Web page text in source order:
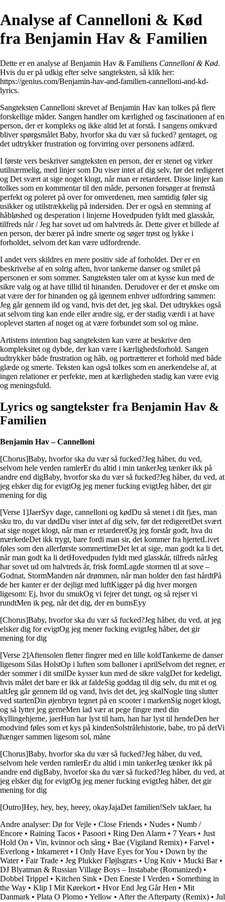
Analyse af Cannelloni & Kød
fra Benjamin Hav & Familien
Dette er en analyse af Benjamin Hav & Familiens Cannelloni & Kød.
Hvis du er på udkig efter selve sangteksten, så klik her:
https://genius.com/Benjamin-hav-and-familien-cannelloni-and-kd-
lyrics.
Sangteksten Cannelloni skrevet af Benjamin Hav kan tolkes på flere
forskellige måder. Sangen handler om kærlighed og fascinationen af en
person, der er kompleks og ikke altid let at forstå. I sangens omkvæd
bliver spørgsmålet Baby, hvorfor ska du vær så fucked? gentaget, og
det udtrykker frustration og forvirring over personens adfærd.
I første vers beskriver sangteksten en person, der er stenet og virker
utilnærmelig, med linjer som Du viser intet af dig selv, før det redigeret
og Det svært at sige noget klogt, når man er retarderet. Disse linjer kan
tolkes som en kommentar til den måde, personen forsøger at fremstå
perfekt og poleret på over for omverdenen, men samtidig føler sig
usikker og utilstrækkelig på indersiden. Der er også en stemning af
håbløshed og desperation i linjerne Hovedpuden fyldt med glasskår,
tilfreds når / Jeg har sovet ud om halvtreds år. Dette giver et billede af
en person, der bærer på indre smerte og søger trøst og lykke i
forholdet, selvom det kan være udfordrende.
I andet vers skildres en mere positiv side af forholdet. Der er en
beskrivelse af en solrig aften, hvor tankerne danser og smilet på
personen er som sommer. Sangteksten taler om at kysse kun med de
sikre valg og at have tillid til hinanden. Derudover er der et ønske om
at være der for hinanden og gå igennem enhver udfordring sammen:
Jeg går gennem ild og vand, hvis det det, jeg skal. Det udtrykkes også
at selvom ting kan ende eller ændre sig, er der stadig værdi i at have
oplevet starten af noget og at være forbundet som sol og måne.
Artistens intention bag sangteksten kan være at beskrive den
kompleksitet og dybde, der kan være i kærlighedsforhold. Sangen
udtrykker både frustration og håb, og portrætterer et forhold med både
glæde og smerte. Teksten kan også tolkes som en anerkendelse af, at
ingen relationer er perfekte, men at kærligheden stadig kan være evig
og meningsfuld.
Lyrics og sangtekster fra Benjamin Hav &
Familien
Benjamin Hav – Cannelloni
[Chorus]Baby, hvorfor ska du vær så fucked?Jeg håber, du ved,
selvom hele verden ramlerEr du altid i min tankerJeg tænker ikk på
andre end digBaby, hvorfor ska du vær så fucked?Jeg håber, du ved, at
jeg elsker dig for evigtOg jeg mener fucking evigtJeg håber, det gir
mening for dig
[Verse 1]JaerSyv dage, cannelloni og kødDu så stenet i dit fjæs, man
sku tro, du var dødDu viser intet af dig selv, før det redigeretDet svært
at sige noget klogt, når man er retarderetOg jeg forstår godt, hva du
mærkedeDet ikk trygt, bare fordi man sir, det kommer fra hjertetLivet
føles som den allerførste sommertimeDet let at sige, man godt ka li det,
når man godt ka li detHovedpuden fyldt med glasskår, tilfreds nårJeg
har sovet ud om halvtreds år, frisk formLagde stormen til at sove –
Godnat, StormManden når drømmen, når man holder den fast hårdtPå
de her kanter er der dejligt med luftKigger på dig hver morgen
ligesom: Ej, hvor du smukOg vi fejrer det tungt, og så rejser vi
rundtMen ik peg, når det dig, der en bumsEyy
[Chorus]Baby, hvorfor ska du vær så fucked?Jeg håber, du ved, at jeg
elsker dig for evigtOg jeg mener fucking evigtJeg håber, det gir
mening for dig
[Verse 2]Aftensolen fletter fingrer med en lille koldTankerne de danser
ligesom Silas HolstOp i luften som balloner i aprilSelvom det regner, er
der sommer i dit smilDe kysser kun med de sikre valgDet for kedeligt,
hvis målet det bare er ikk at faldeSig goddag til dig selv, du mit et og
altJeg går gennem ild og vand, hvis det det, jeg skalNogle ting slutter
ved startenDin øjenbryn tegnet på en scooter i markenSig noget klogt,
og så lytter jeg gerneMen lad vær at pege fingre med din
kyllingehjerne, jaerHun har lyst til ham, han har lyst til hendeDen her
modvind føles som et kys på kindenSolstrålehistorie, babe, tro på detVi
hænger sammen ligesom sol, måne
[Chorus]Baby, hvorfor ska du vær så fucked?Jeg håber, du ved,
selvom hele verden ramlerEr du altid i min tankerJeg tænker ikk på
andre end digBaby, hvorfor ska du vær så fucked?Jeg håber, du ved, at
jeg elsker dig for evigtOg jeg mener fucking evigtJeg håber, det gir
mening for dig
[Outro]Hey, hey, hey, heeey, okayJajaDet familien!Selv takJaer, ha
Andre analyser: Dø for Vejle • Close Friends • Nudes • Numb /
Encore • Raining Tacos • Pasoori • Ring Den Alarm • 7 Years • Just
Hold On • Vin, kvinnor och sång • Bae (Vigiland Remix) • Farvel •
Everlong • Inkarneret • I Only Have Eyes for You • Down by the
Water• Fair Trade • Jeg Plukker Fløjlsgræs • Ung Kniv • Mucki Bar•
DJ Blyatman & Russian Village Boys – Instababe (Romanized) •
Dobbel Trippel • Kitchen Sink • Den Eneste I Verden • Something in
the Way • Klip I Mit Kørekort • Hvor End Jeg Går Hen • Mit
Danmark • Plata O Plomo • Yellow • After the Afterparty (Remix) • Jul